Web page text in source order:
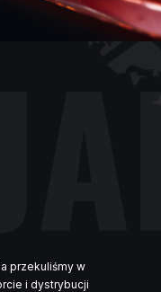
przekuliśmy w
i dystrybucji